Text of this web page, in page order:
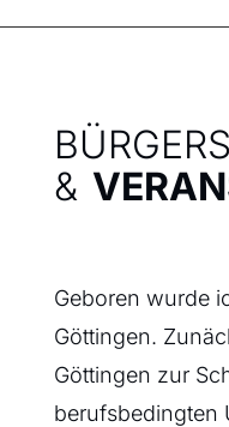
&
Geboren wurde
Göttingen.
Göttingen zur
berufsbedingten